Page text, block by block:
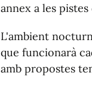
annex a les
L'ambient
que funcionarà
amb propostes